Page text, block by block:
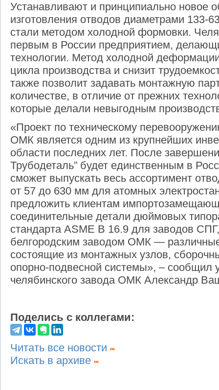
Устанавливают и принципиально новое
изготовления отводов диаметрами
стали методом холодной формовки.
первым в России предприятием,
технологии. Метод холодной
цикла производства и снизит
также позволит задавать монтажную
количестве, в отличие от прежних
которые делали невыгодным
«Проект по техническому
ОМК является одним из крупнейших
области последних лет. После
Трубодеталь” будет единственным в
сможет выпускать весь ассортимент
от 57 до 630 мм для атомных
предложить клиентам
соединительные детали дюймовых
стандарта ASME B 16.9 для заводов
белгородским заводом ОМК —
состоящие из монтажных узлов,
опорно-подвесной системы», – сообщил
челябинского завода ОМК Александр
Поделись с коллегами:
Читать все новости
Искать в архиве